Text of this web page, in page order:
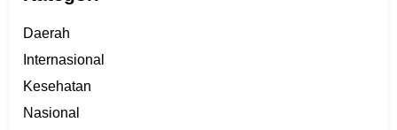
Daerah
Internasional
Kesehatan
Nasional